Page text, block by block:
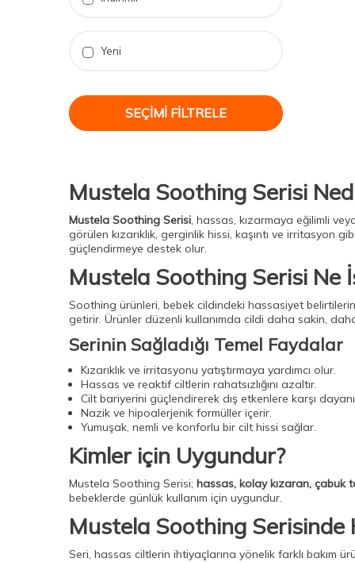
Bioxcin Aqua Ürünleri(2)
Steriball 2'li Manuel Koruma
Kapları(2)
Vichy Normaderm Phytosolution
(2)
Loreal Paris Yaş Uzmanı Ürünleri
(3)
Steriball Silikon Parmak Diş Fırçası
(2)
Avene Cicalfate Ürünleri (2)
Mustela Cold Serisi(2)
Bioderma H2o(3)
Sebamed Güneş Ürünleri(3)
Bioderma Pigmentbio Ürünleri(3)
Steriball Manuel Koruma
La Roche Posay Cilt Temizleme
Ürünleri
(6)
Yeni
SEÇIMI FILTRELE
Mustela Soothing Serisi
Mustela Soothing Serisi, hassas, kızarmaya eğilimli
görülen kızarıklık, gerginlik hissi, kaşıntı ve irritasyon
güçlendirmeye destek olur.
Mustela Soothing Serisi Ne
Soothing ürünleri, bebek cildindeki hassasiyet
getirir. Ürünler düzenli kullanımda cildi daha sakin,
Serinin Sağladığı Temel Faydalar
Kızarıklık ve irritasyonu yatıştırmaya yardımcı olur.
Hassas ve reaktif ciltlerin rahatsızlığını azaltır.
Cilt bariyerini güçlendirerek dış etkenlere karşı
Nazik ve hipoalerjenik formüller içerir.
Yumuşak, nemli ve konforlu bir cilt hissi sağlar.
Kimler için Uygundur?
Mustela Soothing Serisi; hassas, kolay kızaran, çabuk
bebeklerde günlük kullanım için uygundur.
Mustela Soothing Serisinde
Seri, hassas ciltlerin ihtiyaçlarına yönelik farklı bakım